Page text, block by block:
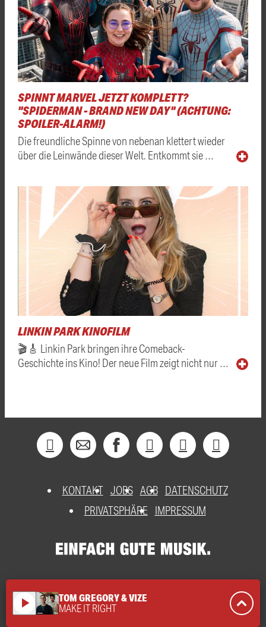
SPINNT MARVEL JETZT KOMPLETT?
"SPIDERMAN - BRAND NEW DAY" (ACHTUNG:
SPOILER-ALARM!)
Die freundliche Spinne von nebenan klettert wieder
über die Leinwände dieser Welt. Entkommt sie …
LINKIN PARK KINOFILM
🎬🎸 Linkin Park bringen ihre Comeback-
Geschichte ins Kino! Der neue Film zeigt nicht nur …
KONTAKT JOBS AGB DATENSCHUTZ
PRIVATSPHÄRE
IMPRESSUM
play_arrow TOM GREGORY & VIZE
MAKE IT RIGHT